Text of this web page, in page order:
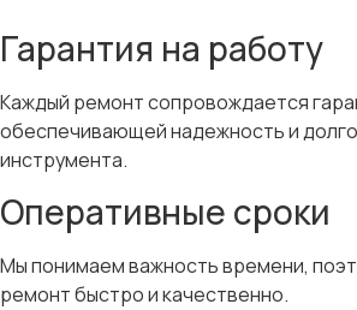
Гарантия на работу
Каждый ремонт сопровождается
обеспечивающей надежность и
инструмента.
Оперативные сроки
Мы понимаем важность времени,
ремонт быстро и качественно.